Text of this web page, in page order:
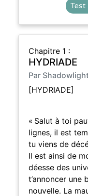
Chapitre 1 :
HYDRIADE
Par Shadowlight
[HYDRIADE]
« Salut à toi
lignes, il est
tu viens de
Il est ainsi de
déesse des
t’annoncer une
nouvelle. La